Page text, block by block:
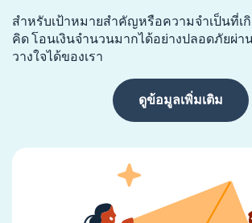
สำหรับเป้าหมายสำคัญหรือความจำเป็นที่เ
คิด โอนเงินจำนวนมากได้อย่างปลอดภัยผ่า
วางใจได้ของเรา
ดูข้อมูลเพิ่มเติม